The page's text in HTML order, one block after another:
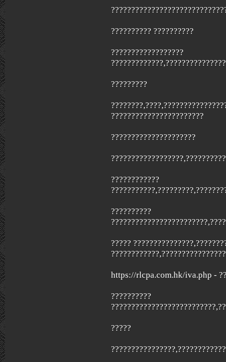
?????????? ??????????
??????????????????
?????????
???????????????????????
?????????????????????
????????????
??????????
?????
https://rlcpa.com.hk/iva.php -
??????????
?????